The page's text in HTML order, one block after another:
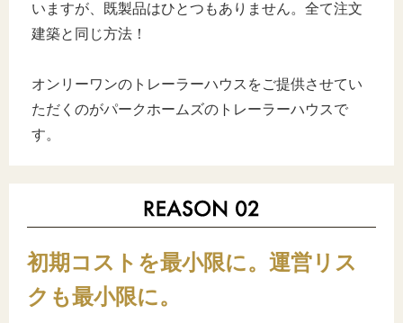
いますが、既製品はひとつもありません。全て注文
建築と同じ方法！
オンリーワンのトレーラーハウスをご提供させてい
ただくのがパークホームズのトレーラーハウスで
す。
初期コストを最小限に。運営リス
クも最小限に。